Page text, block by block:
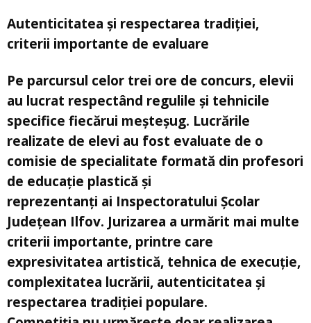
Autenticitatea și respectarea tradiției,
criterii importante de evaluare
Pe parcursul celor trei ore de concurs, elevii
au lucrat respectând regulile și tehnicile
specifice fiecărui meșteșug. Lucrările
realizate de elevi au fost evaluate de o
comisie de specialitate formată din profesori
de educație plastică și
reprezentanți ai Inspectoratului Școlar
Județean Ilfov. Jurizarea a urmărit mai multe
criterii importante, printre care
expresivitatea artistică, tehnica de execuție,
complexitatea lucrării, autenticitatea și
respectarea tradiției populare.